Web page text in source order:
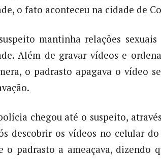
o fato aconteceu na cidade de
mantinha relações
Além de gravar vídeos e
o padrasto apagava o vídeo
chegou até o suspeito,
descobrir os vídeos no celular
o padrasto a ameaçava, dizendo